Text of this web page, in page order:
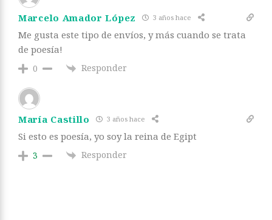
Marcelo Amador López 3 años hace
Me gusta este tipo de envíos, y más cuando se trata
de poesía!
0 Responder
María Castillo 3 años hace
Si esto es poesía, yo soy la reina de Egipt
3 Responder